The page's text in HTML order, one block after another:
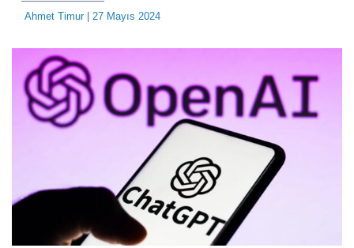
Ahmet Timur| 27 Mayıs 2024